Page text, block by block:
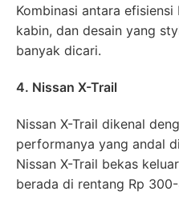
Kombinasi antara
kabin, dan desain yang
banyak dicari.
4. Nissan X-Trail
Nissan X-Trail dikenal
performanya yang andal
Nissan X-Trail bekas
berada di rentang Rp